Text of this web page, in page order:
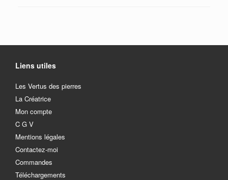
Liens utiles
Les Vertus des pierres
La Créatrice
Mon compte
C G V
Mentions légales
Contactez-moi
Commandes
Téléchargements